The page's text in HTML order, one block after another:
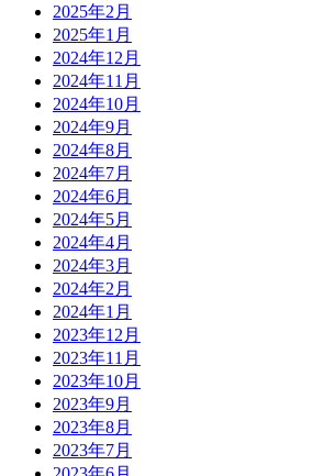
2025年2月
2025年1月
2024年12月
2024年11月
2024年10月
2024年9月
2024年8月
2024年7月
2024年6月
2024年5月
2024年4月
2024年3月
2024年2月
2024年1月
2023年12月
2023年11月
2023年10月
2023年9月
2023年8月
2023年7月